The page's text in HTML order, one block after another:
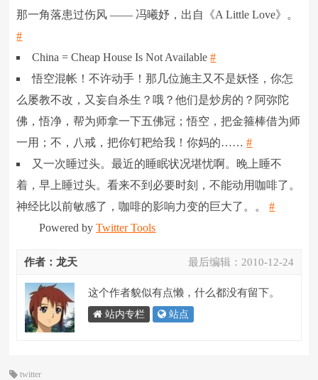
那一角落患过伤风 —— 冯曦妤，出自《A Little Love》。
#
China = Cheap House Is Not Available#
悟空混帐！不许动手！那几位施主又不是妖怪，你怎
么屡教不改，又妄自杀生？哦？他们是炒房的？阿弥陀
佛，悟净，帮为师拿一下五佛冠；悟空，把金箍棒借为师
一用；不，八戒，把你钉耙给我！你妈的……#
又一次睡过头。最近的睡眠状况堪忧啊。晚上睡不
着，早上睡过头。看来不到必要时刻，不能动用咖啡了。
神经比以前敏感了，咖啡的影响力变的巨大了。。#
Powered byTwitter Tools
最后编辑： 2010-12-24
作者：龙天
这个作者貌似有点懒，什么都没有留下。
站内专栏 站点
twitter